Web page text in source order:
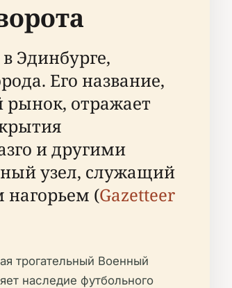
Эдинбурге,
Его название,
рынок, отражает
и другими
узел, служащий
(Gazetteer
трогательный Военный
наследие футбольного